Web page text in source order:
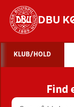
DBU
KLUB/HOLD
Find